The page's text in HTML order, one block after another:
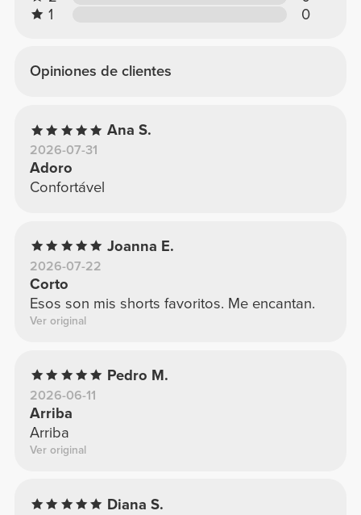
1
0
Opiniones de clientes
Ana S.
2026-07-31
Adoro
Confortável
Joanna E.
2026-07-22
Corto
Esos son mis shorts favoritos. Me encantan.
Ver original
Pedro M.
2026-06-11
Arriba
Arriba
Ver original
Diana S.